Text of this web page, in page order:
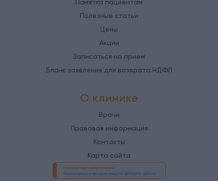
Памятка пациентам
Полезные статьи
Цены
Акции
Записаться на прием
Бланк заявления для возврата НДФЛ
О клинике
Врачи
Правовая информация
Контакты
Карта сайта
Клиника сертифицирована
Национальным фондом защиты детского зрения